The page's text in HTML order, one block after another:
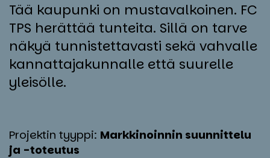
Tää kaupunki on mustavalkoinen. FC
TPS herättää tunteita. Sillä on tarve
näkyä tunnistettavasti sekä vahvalle
kannattajakunnalle että suurelle
yleisölle.
Projektin tyyppi: Markkinoinnin suunnittelu
ja -toteutus